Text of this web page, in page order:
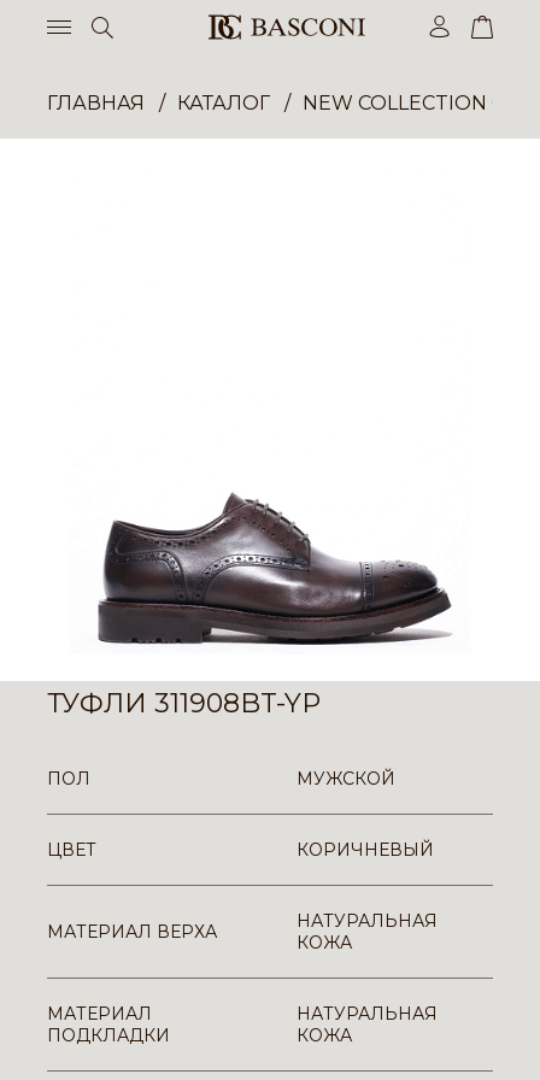
ГЛАВНАЯ КАТАЛОГ NEW COLLECTION
ТУФЛИ 311908BT-YP
ПОЛ МУЖСКОЙ
ЦВЕТ КОРИЧНЕВЫЙ
МАТЕРИАЛ ВЕРХА
НАТУРАЛЬНАЯ
КОЖА
МАТЕРИАЛ
ПОДКЛАДКИ
НАТУРАЛЬНАЯ
КОЖА